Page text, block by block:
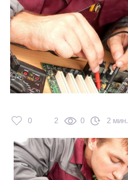
0 2 0 2 мин.